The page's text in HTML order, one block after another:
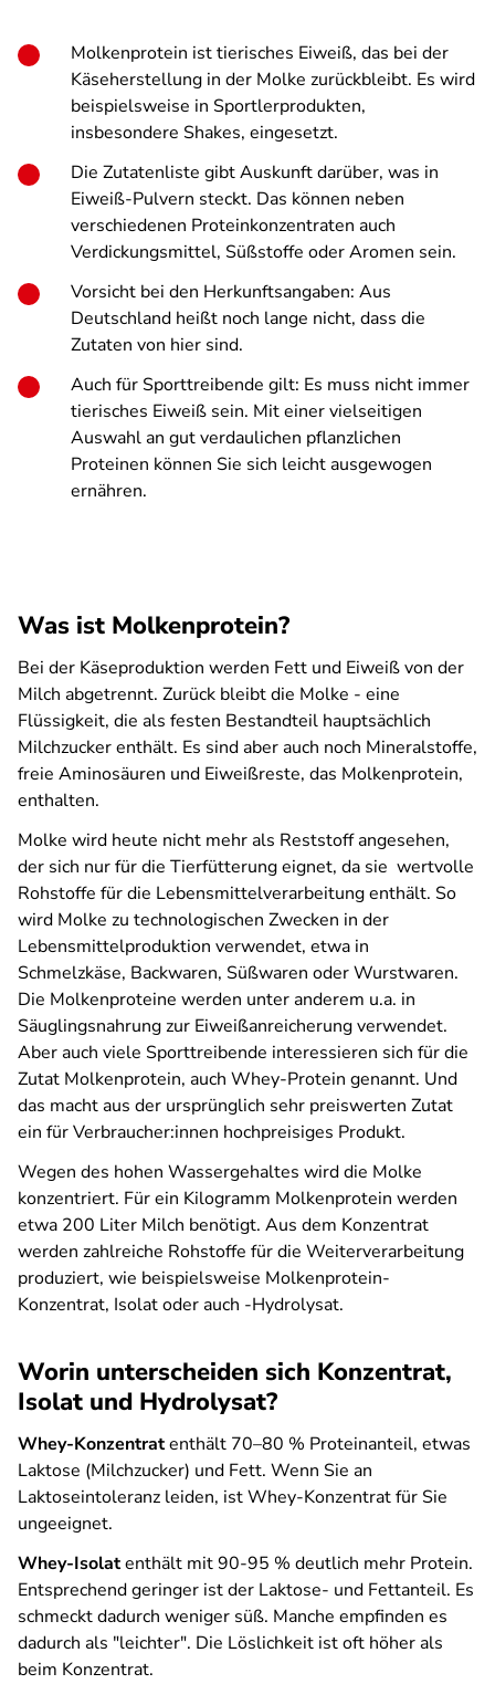
Molkenprotein ist tierisches Eiweiß, das bei der
Käseherstellung in der Molke zurückbleibt. Es wird
beispielsweise in Sportlerprodukten,
insbesondere Shakes, eingesetzt.
Die Zutatenliste gibt Auskunft darüber, was in
Eiweiß-Pulvern steckt. Das können neben
verschiedenen Proteinkonzentraten auch
Verdickungsmittel, Süßstoffe oder Aromen sein.
Vorsicht bei den Herkunftsangaben: Aus
Deutschland heißt noch lange nicht, dass die
Zutaten von hier sind.
Auch für Sporttreibende gilt: Es muss nicht immer
tierisches Eiweiß sein. Mit einer vielseitigen
Auswahl an gut verdaulichen pflanzlichen
Proteinen können Sie sich leicht ausgewogen
ernähren.
Was ist Molkenprotein?
Bei der Käseproduktion werden Fett und Eiweiß von der
Milch abgetrennt. Zurück bleibt die Molke - eine
Flüssigkeit, die als festen Bestandteil hauptsächlich
Milchzucker enthält. Es sind aber auch noch Mineralstoffe,
freie Aminosäuren und Eiweißreste, das Molkenprotein,
enthalten.
Molke wird heute nicht mehr als Reststoff angesehen,
der sich nur für die Tierfütterung eignet, da sie wertvolle
Rohstoffe für die Lebensmittelverarbeitung enthält. So
wird Molke zu technologischen Zwecken in der
Lebensmittelproduktion verwendet, etwa in
Schmelzkäse, Backwaren, Süßwaren oder Wurstwaren.
Die Molkenproteine werden unter anderem u.a. in
Säuglingsnahrung zur Eiweißanreicherung verwendet.
Aber auch viele Sporttreibende interessieren sich für die
Zutat Molkenprotein, auch Whey-Protein genannt. Und
das macht aus der ursprünglich sehr preiswerten Zutat
ein für Verbraucher:innen hochpreisiges Produkt.
Wegen des hohen Wassergehaltes wird die Molke
konzentriert. Für ein Kilogramm Molkenprotein werden
etwa 200 Liter Milch benötigt. Aus dem Konzentrat
werden zahlreiche Rohstoffe für die Weiterverarbeitung
produziert, wie beispielsweise Molkenprotein-
Konzentrat, Isolat oder auch -Hydrolysat.
Worin unterscheiden sich Konzentrat,
Isolat und Hydrolysat?
Whey-Konzentratenthält 70–80 % Proteinanteil, etwas
Laktose (Milchzucker) und Fett. Wenn Sie an
Laktoseintoleranz leiden, ist Whey-Konzentrat für Sie
ungeeignet.
Whey-Isolatenthält mit 90-95 % deutlich mehr Protein.
Entsprechend geringer ist der Laktose- und Fettanteil. Es
schmeckt dadurch weniger süß. Manche empfinden es
dadurch als "leichter". Die Löslichkeit ist oft höher als
beim Konzentrat.